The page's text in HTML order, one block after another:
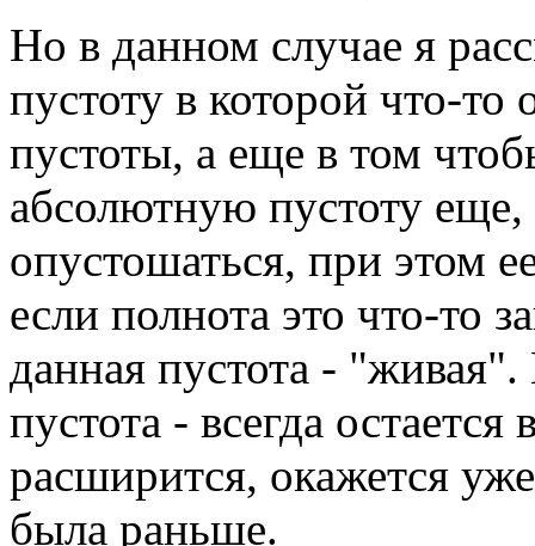
Но в данном случае я
пустоту в которой что-то
пустоты, а еще в том
абсолютную пустоту
опустошаться, при этом
если полнота это что-то
данная пустота -
пустота - всегда
расширится, окажется
была раньше.